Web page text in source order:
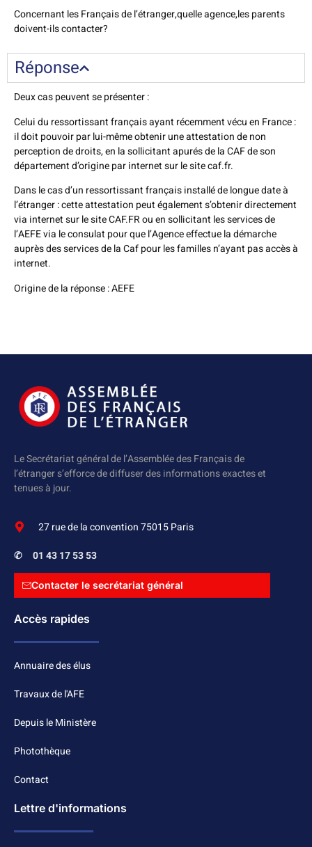
Concernant les Français de l’étranger,quelle agence,les parents
doivent-ils contacter?
Réponse
Deux cas peuvent se présenter :
Celui du ressortissant français ayant récemment vécu en France :
il doit pouvoir par lui-même obtenir une attestation de non
perception de droits, en la sollicitant apurés de la CAF de son
département d’origine par internet sur le site caf.fr.
Dans le cas d’un ressortissant français installé de longue date à
l’étranger : cette attestation peut également s’obtenir directement
via internet sur le site CAF.FR ou en sollicitant les services de
l’AEFE via le consulat pour que l’Agence effectue la démarche
auprès des services de la Caf pour les familles n’ayant pas accès à
internet.
Origine de la réponse : AEFE
Le Secrétariat général de l’Assemblée des Français de
l’étranger s’efforce de diffuser des informations exactes et
tenues à jour.
27 rue de la convention 75015 Paris
✆ 01 43 17 53 53
Contacter le secrétariat général
Accès rapides
Annuaire des élus
Travaux de l'AFE
Depuis le Ministère
Photothèque
Contact
Lettre d'informations